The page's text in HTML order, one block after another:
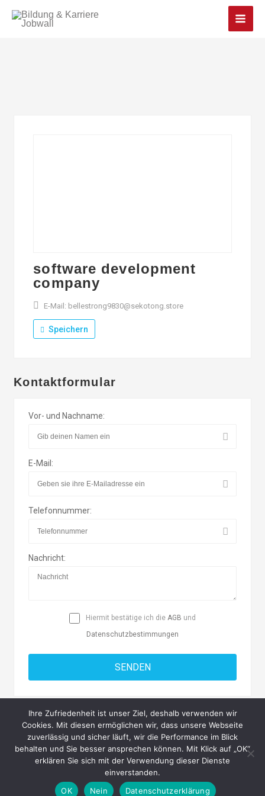
Main
software development
company
E-Mail: bellestrong9830@sekotong.store
Speichern
Kontaktformular
Vor- und Nachname:
E-Mail:
Telefonnummer:
Nachricht:
Hiermit bestätige ich die AGB und
Datenschutzbestimmungen
Copyright © 2026 Messe-Süd A. & T. Schmid GbR
Datenschutz Impressum Kontakt
Ihre Zufriedenheit ist unser Ziel, deshalb verwenden wir
Cookies. Mit diesen ermöglichen wir, dass unsere Webseite
zuverlässig und sicher läuft, wir die Performance im Blick
behalten und Sie besser ansprechen können. Mit Klick auf „OK“
erklären Sie sich mit der Verwendung dieser Dienste
einverstanden.
OK
Nein Datenschutzerklärung